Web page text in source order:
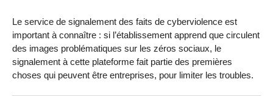
Le service de signalement des faits de cyberviolence est
important à connaître : si l’établissement apprend que circulent
des images problématiques sur les zéros sociaux, le
signalement à cette plateforme fait partie des premières
choses qui peuvent être entreprises, pour limiter les troubles.